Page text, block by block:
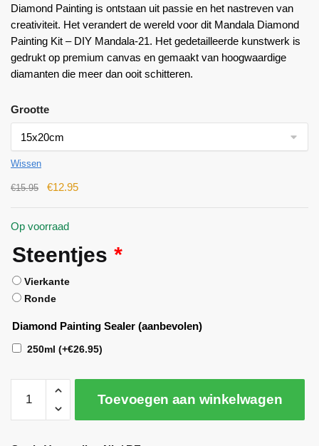
Diamond Painting is ontstaan ​​uit passie en het nastreven van
creativiteit. Het verandert de wereld voor dit Mandala Diamond
Painting Kit – DIY Mandala-21. Het gedetailleerde kunstwerk is
gedrukt op premium canvas en gemaakt van hoogwaardige
diamanten die meer dan ooit schitteren.
Grootte
Wissen
€15.95 €12.95
Op voorraad
Steentjes *
Vierkante
Ronde
Diamond Painting Sealer (aanbevolen)
250ml (+€26.95)
Toevoegen aan winkelwagen